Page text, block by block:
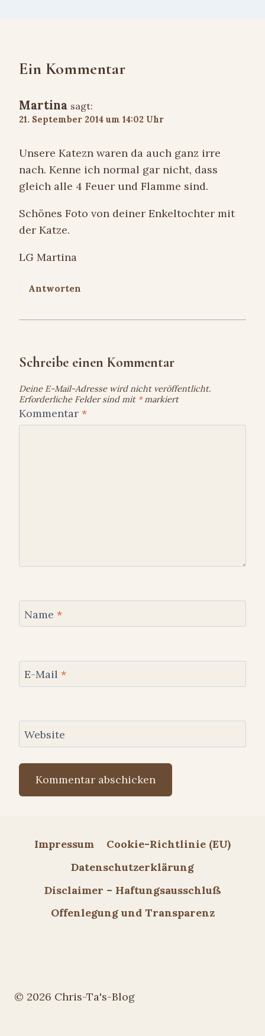
Ein Kommentar
Martina sagt:
21. September 2014 um 14:02 Uhr
Unsere Katezn waren da auch ganz irre
nach. Kenne ich normal gar nicht, dass
gleich alle 4 Feuer und Flamme sind.
Schönes Foto von deiner Enkeltochter mit
der Katze.
LG Martina
Antworten
Schreibe einen Kommentar
Deine E-Mail-Adresse wird nicht veröffentlicht.
Erforderliche Felder sind mit *markiert
Kommentar *
Name *
E-Mail *
Website
Impressum
Cookie-Richtlinie (EU)
Datenschutzerklärung
Disclaimer – Haftungsausschluß
Offenlegung und Transparenz
© 2026 Chris-Ta's-Blog